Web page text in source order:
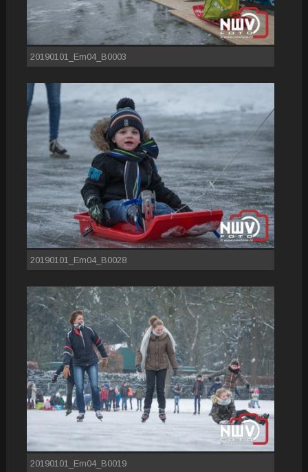
20190101_Em04_B0003
20190101_Em04_B0028
20190101_Em04_B0019